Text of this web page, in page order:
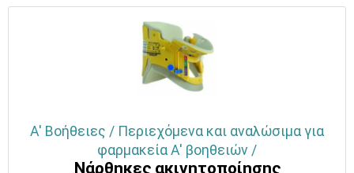
Α' Βοήθειες / Περιεχόμενα και αναλώσιμα για
φαρμακεία Α' βοηθειών /
Νάρθηκες ακινητοποίησης